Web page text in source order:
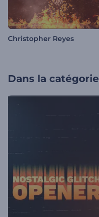
Christopher Reyes
Dans la catégorie